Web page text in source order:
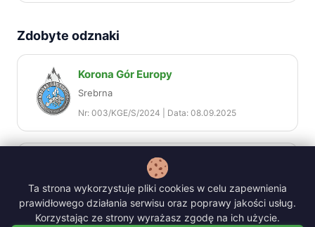
Zdobyte odznaki
Korona Gór Europy
Srebrna
Nr: 003/KGE/S/2024 | Data: 08.09.2025
Korona Gór Europy
Brązowa
Nr: 10/KGE/B/2023 | Data: 08.09.2023
Ta strona wykorzystuje pliki cookies w celu zapewnienia
prawidłowego działania serwisu oraz poprawy jakości usług.
Korzystając ze strony wyrażasz zgodę na ich użycie.